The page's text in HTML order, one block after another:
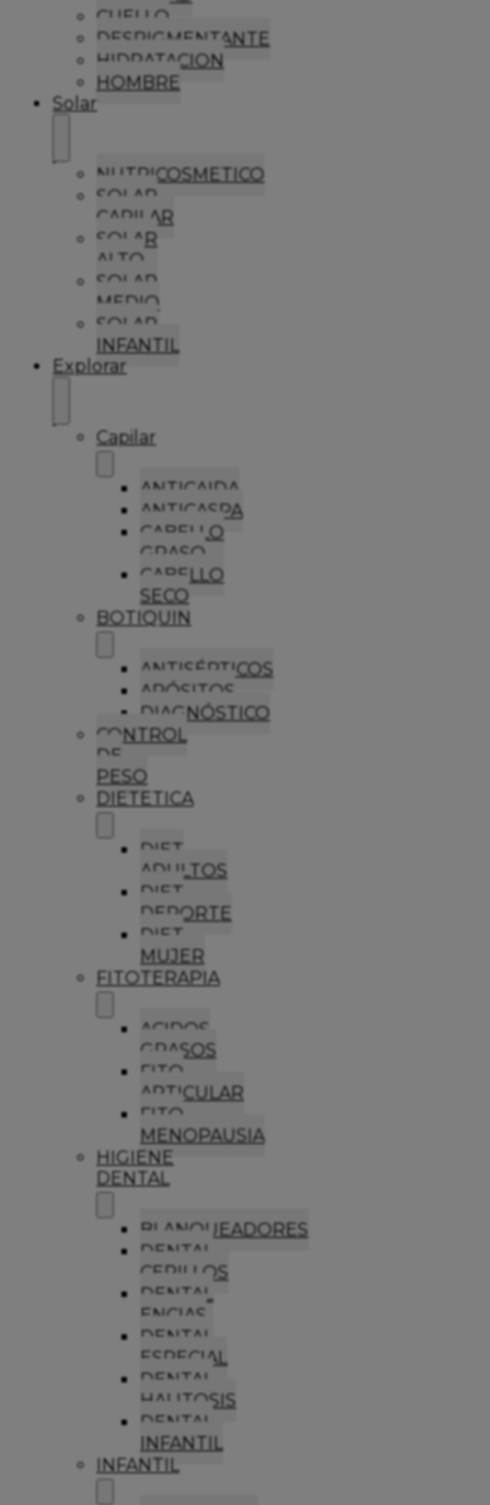
CUELLO
DESPIGMENTANTE
HIDRATACION
HOMBRE
Solar
NUTRICOSMETICO
SOLAR
CAPILAR
SOLAR
ALTO
SOLAR
MEDIO
SOLAR
INFANTIL
Explorar
Capilar
ANTICAIDA
ANTICASPA
CABELLO
GRASO
CABELLO
SECO
BOTIQUIN
ANTISÉPTICOS
APÓSITOS
DIAGNÓSTICO
CONTROL
DE
PESO
DIETETICA
DIET
ADULTOS
DIET
DEPORTE
DIET
MUJER
FITOTERAPIA
ACIDOS
GRASOS
FITO
ARTICULAR
FITO
MENOPAUSIA
HIGIENE
DENTAL
BLANQUEADORES
DENTAL
CEPILLOS
DENTAL
ENCIAS
DENTAL
ESPECIAL
DENTAL
HALITOSIS
DENTAL
INFANTIL
INFANTIL